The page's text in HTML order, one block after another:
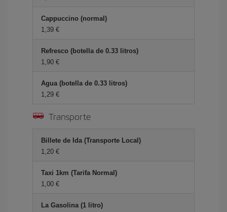
Cappuccino (normal)
1,39 €
Refresco (botella de 0.33 litros)
1,90 €
Agua (botella de 0.33 litros)
1,29 €
Transporte
Billete de Ida (Transporte Local)
1,20 €
Taxi 1km (Tarifa Normal)
1,00 €
La Gasolina (1 litro)